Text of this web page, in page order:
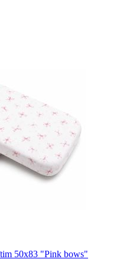
50x83 "Pink bows"